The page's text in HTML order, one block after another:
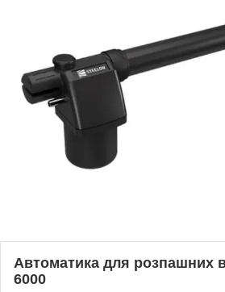
Автоматика для розпашних
6000